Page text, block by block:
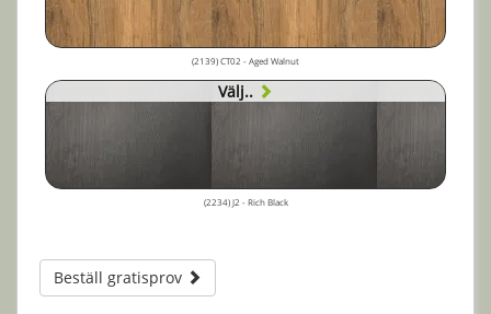
(2139) CT02 - Aged Walnut
Välj..
(2234) J2 - Rich Black
Beställ gratisprov